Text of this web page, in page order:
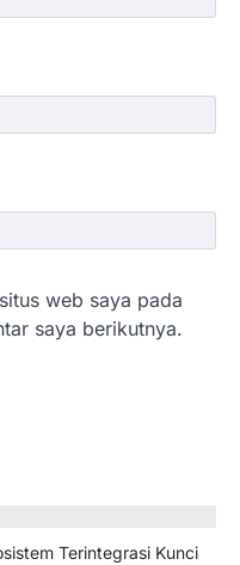
web saya pada
saya berikutnya.
Terintegrasi Kunci